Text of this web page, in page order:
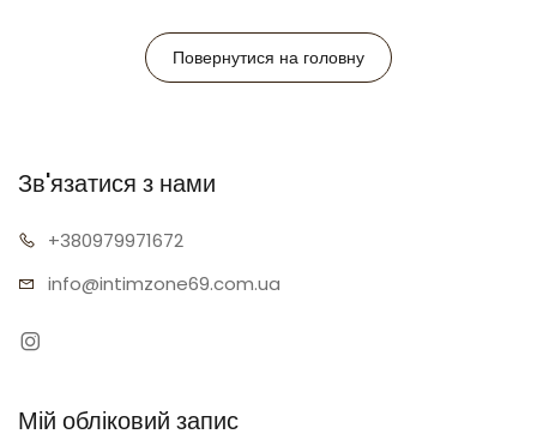
Повернутися на головну
Зв'язатися з нами
+380979971672
info@intimzone69.com.ua
Мій обліковий запис